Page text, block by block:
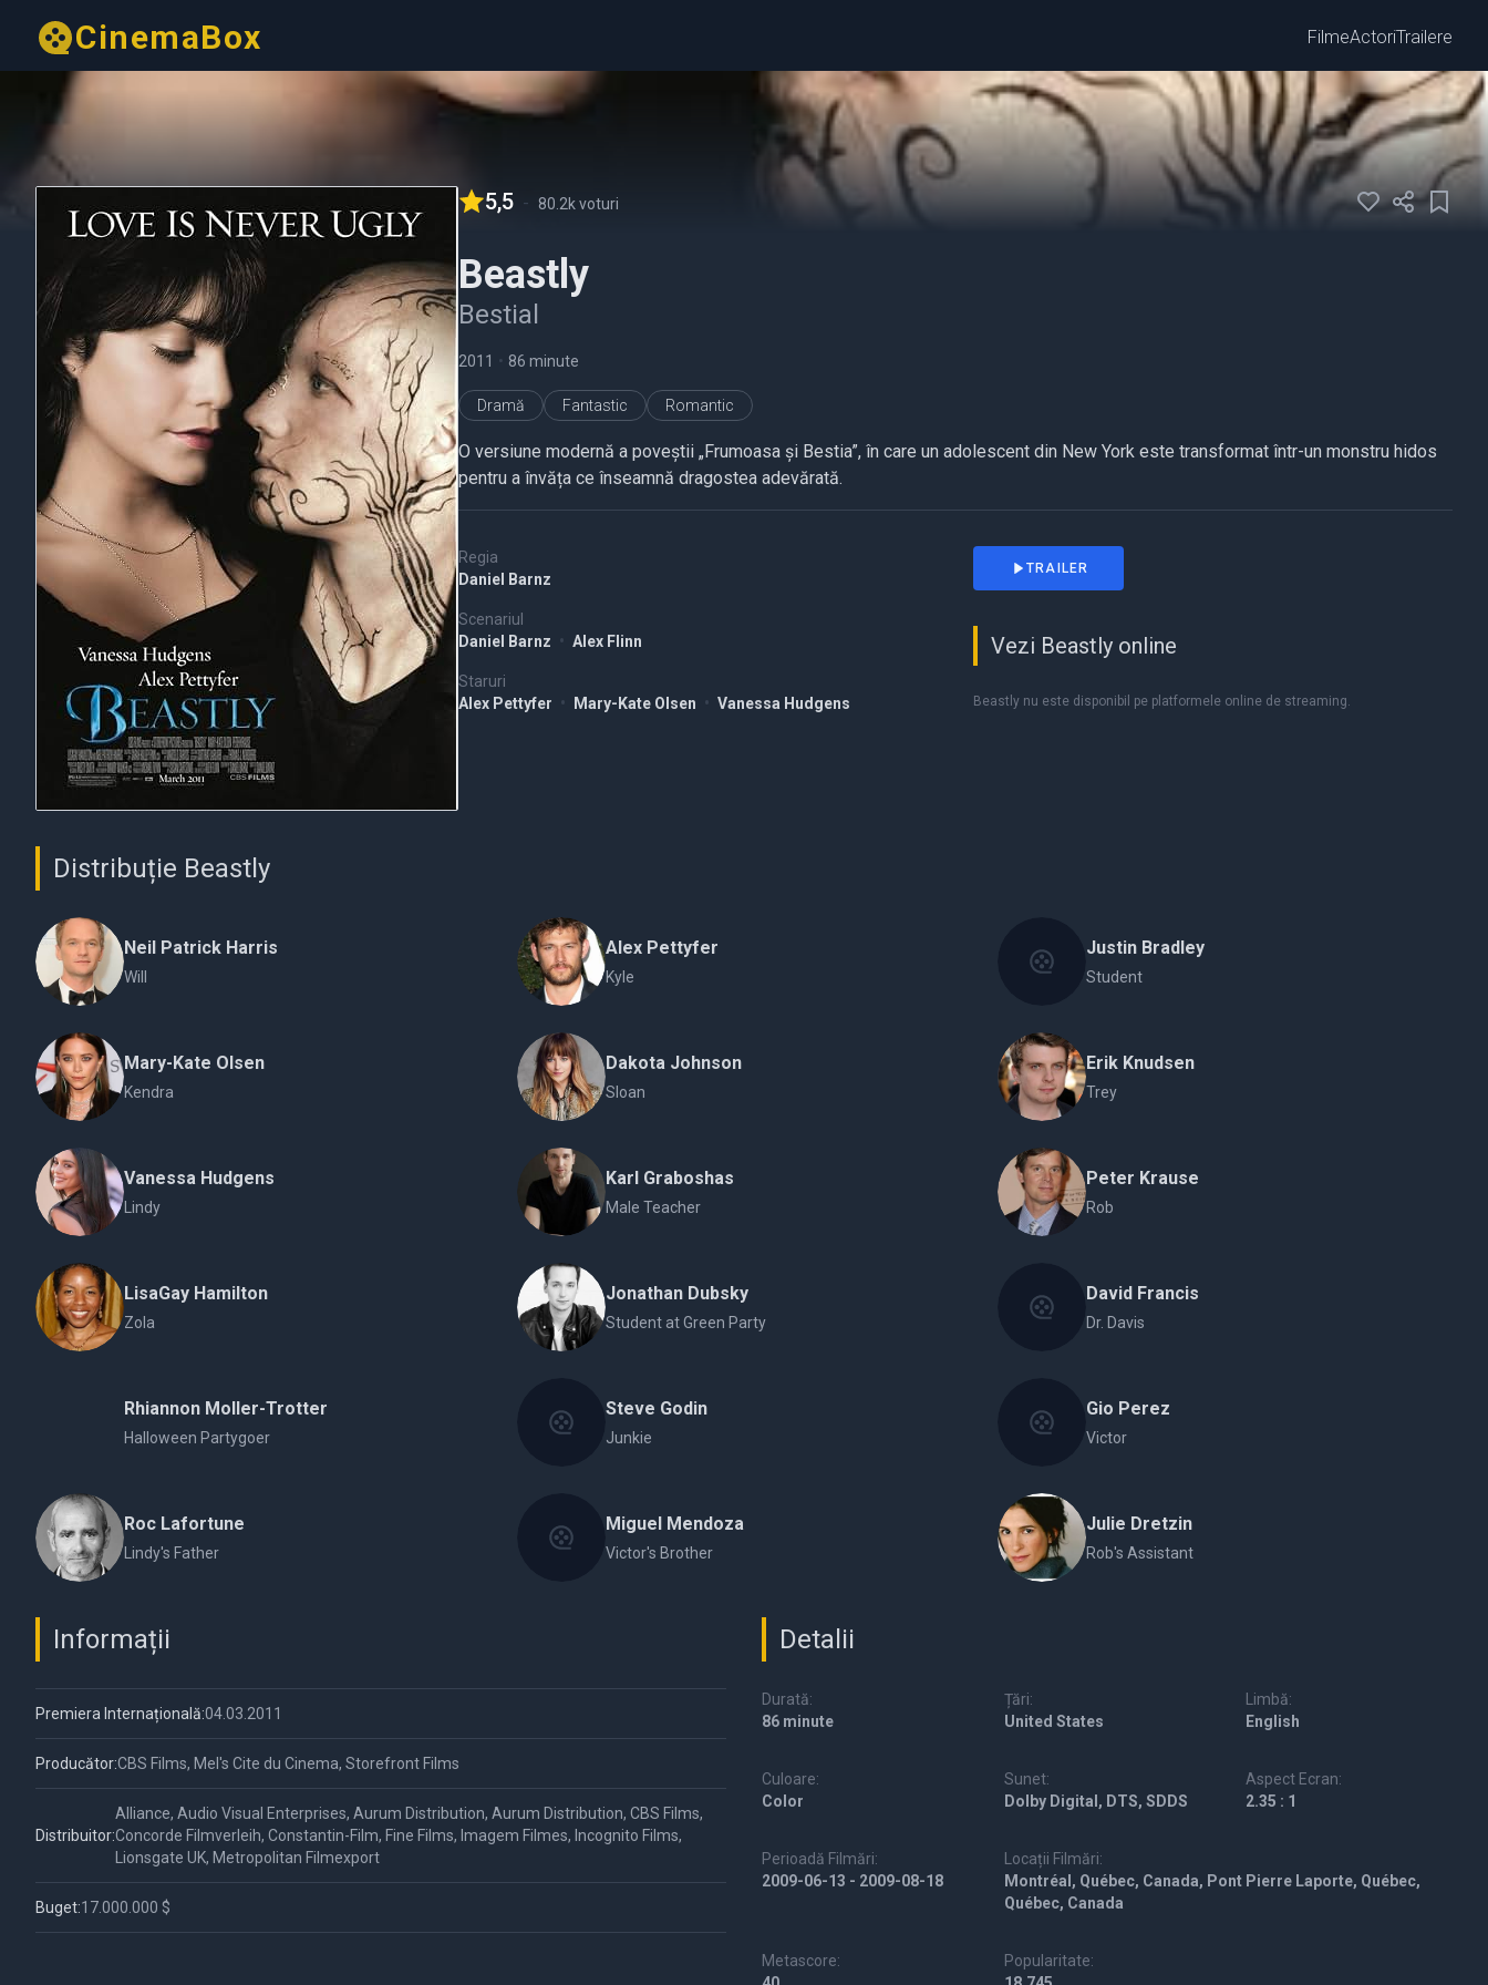
CinemaBox FilmeActoriTrailere
5,5 - 80.2k voturi
Beastly
Bestial
2011 • 86 minute
Dramă Fantastic Romantic
O versiune modernă a poveștii „Frumoasa și Bestia”, în care un adolescent din New York este transformat într-un monstru hidos
pentru a învăța ce înseamnă dragostea adevărată.
Regia
Daniel Barnz
Scenariul
Daniel Barnz • Alex Flinn
Staruri
Alex Pettyfer • Mary-Kate Olsen • Vanessa Hudgens
TRAILER
Vezi Beastly online
Beastly nu este disponibil pe platformele online de streaming.
Distribuție Beastly
Neil Patrick Harris
Will
Alex Pettyfer
Kyle
Justin Bradley
Student
Mary-Kate Olsen
Kendra
Dakota Johnson
Sloan
Erik Knudsen
Trey
Vanessa Hudgens
Lindy
Karl Graboshas
Male Teacher
Peter Krause
Rob
LisaGay Hamilton
Zola
Jonathan Dubsky
Student at Green Party
David Francis
Dr. Davis
Rhiannon Moller-Trotter
Halloween Partygoer
Steve Godin
Junkie
Gio Perez
Victor
Roc Lafortune
Lindy's Father
Miguel Mendoza
Victor's Brother
Julie Dretzin
Rob's Assistant
Informații
Premiera Internațională:04.03.2011
Producător:CBS Films, Mel's Cite du Cinema, Storefront Films
Distribuitor:
Alliance, Audio Visual Enterprises, Aurum Distribution, Aurum Distribution, CBS Films,
Concorde Filmverleih, Constantin-Film, Fine Films, Imagem Filmes, Incognito Films,
Lionsgate UK, Metropolitan Filmexport
Buget:17.000.000 $
Detalii
Durată:
86 minute
Țări:
United States
Limbă:
English
Culoare:
Color
Sunet:
Dolby Digital, DTS, SDDS
Aspect Ecran:
2.35 : 1
Perioadă Filmări:
2009-06-13 - 2009-08-18
Locații Filmări:
Montréal, Québec, Canada, Pont Pierre Laporte, Québec,
Québec, Canada
Metascore:
Popularitate: